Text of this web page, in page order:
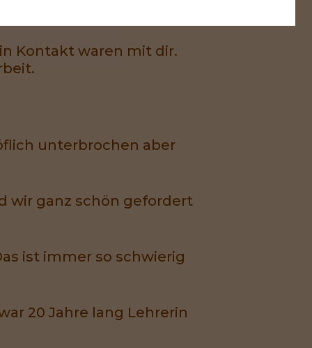
Kontakt waren mit dir.
unterbrochen aber
wir ganz schön gefordert
ist immer so schwierig
20 Jahre lang Lehrerin